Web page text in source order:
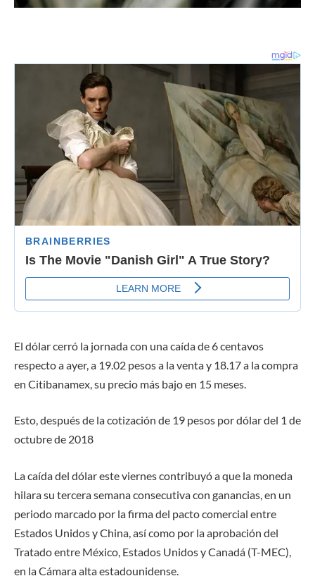
El dólar cerró la jornada con una caída de 6 centavos
respecto a ayer, a 19.02 pesos a la venta y 18.17 a la compra
en Citibanamex, su precio más bajo en 15 meses.
Esto, después de la cotización de 19 pesos por dólar del 1 de
octubre de 2018
La caída del dólar este viernes contribuyó a que la moneda
hilara su tercera semana consecutiva con ganancias, en un
periodo marcado por la firma del pacto comercial entre
Estados Unidos y China, así como por la aprobación del
Tratado entre México, Estados Unidos y Canadá (T-MEC),
en la Cámara alta estadounidense.